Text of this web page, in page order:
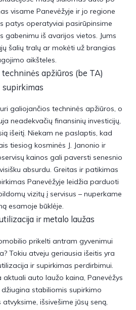
visame Panevėžyje ir jo regione
patys operatyviai pasirūpinsime
iš avarijos vietos. Jums
šalių tralų ar mokėti už brangias
aikšteles.
apžiūros (be TA)
supirkimas
galiojančios techninės apžiūros, o
neadekvačių finansinių investicijų,
išeitį. Niekam ne paslaptis, kad
tiesiog kosminės J. Janonio ir
kainos gali paversti senesnio
absurdu. Greitas ir patikimas
Panevėžyje leidžia parduoti
vizitų į servisus – nuperkame
esamoje būklėje.
ir metalo laužas
prikelti antram gyvenimui
Tokiu atveju geriausia išeitis yra
ir supirkimas perdirbimui.
aktuali auto laužo kaina, Panevėžys
stabiliomis supirkimo
išsivešime jūsų seną,